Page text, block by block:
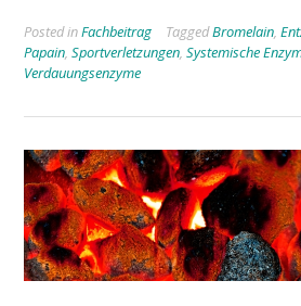
Posted inFachbeitrag TaggedBromelain,
Papain, Sportverletzungen, Systemische
Verdauungsenzyme